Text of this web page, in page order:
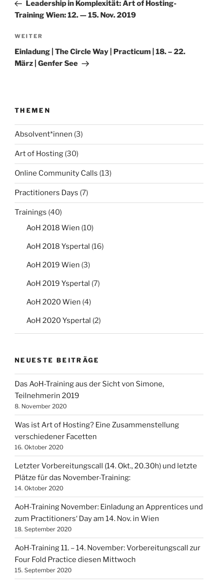
Leadership in Komplexität: Art of Hosting-
Training Wien: 12. — 15. Nov. 2019
Nächster
Beitrag
WEITER
Einladung | The Circle Way | Practicum | 18. – 22.
März | Genfer See
THEMEN
Absolvent*innen (3)
Art of Hosting (30)
Online Community Calls (13)
Practitioners Days (7)
Trainings (40)
AoH 2018 Wien (10)
AoH 2018 Yspertal (16)
AoH 2019 Wien (3)
AoH 2019 Yspertal (7)
AoH 2020 Wien (4)
AoH 2020 Yspertal (2)
NEUESTE BEITRÄGE
Das AoH-Training aus der Sicht von Simone,
Teilnehmerin 2019
8. November 2020
Was ist Art of Hosting? Eine Zusammenstellung
verschiedener Facetten
16. Oktober 2020
Letzter Vorbereitungscall (14. Okt., 20.30h) und letzte
Plätze für das November-Training:
14. Oktober 2020
AoH-Training November: Einladung an Apprentices und
zum Practitioners‘ Day am 14. Nov. in Wien
18. September 2020
AoH-Training 11. – 14. November: Vorbereitungscall zur
Four Fold Practice diesen Mittwoch
15. September 2020